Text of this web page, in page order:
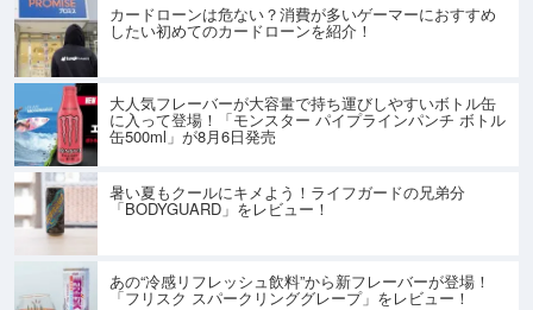
カードローンは危ない？消費が多いゲーマーにおすすめ
したい初めてのカードローンを紹介！
大人気フレーバーが大容量で持ち運びしやすいボトル缶
に入って登場！「モンスター パイプラインパンチ ボトル
缶500ml」が8月6日発売
暑い夏もクールにキメよう！ライフガードの兄弟分
「BODYGUARD」をレビュー！
あの“冷感リフレッシュ飲料”から新フレーバーが登場！
「フリスク スパークリンググレープ」をレビュー！